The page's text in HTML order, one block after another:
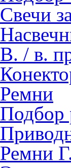
Свечи
В. / в.
Ремни
Подбор
Ремни